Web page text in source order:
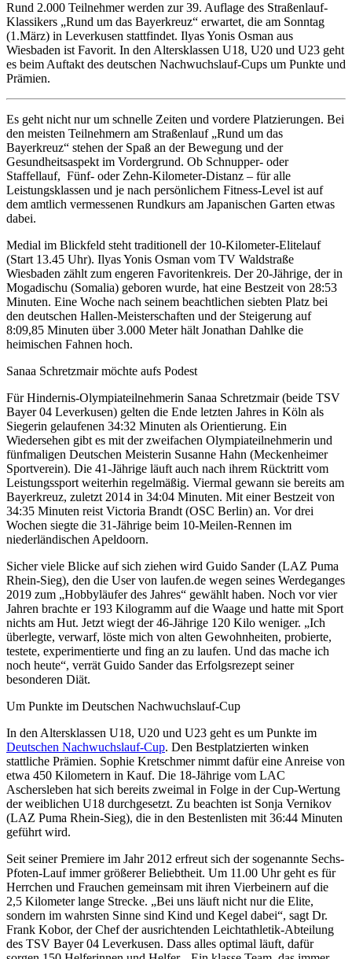
Rund 2.000 Teilnehmer werden zur 39. Auflage des Straßenlauf-
Klassikers „Rund um das Bayerkreuz“ erwartet, die am Sonntag
(1.März) in Leverkusen stattfindet. Ilyas Yonis Osman aus
Wiesbaden ist Favorit. In den Altersklassen U18, U20 und U23 geht
es beim Auftakt des deutschen Nachwuchslauf-Cups um Punkte und
Prämien.
Es geht nicht nur um schnelle Zeiten und vordere Platzierungen. Bei
den meisten Teilnehmern am Straßenlauf „Rund um das
Bayerkreuz“ stehen der Spaß an der Bewegung und der
Gesundheitsaspekt im Vordergrund. Ob Schnupper- oder
Staffellauf, Fünf- oder Zehn-Kilometer-Distanz – für alle
Leistungsklassen und je nach persönlichem Fitness-Level ist auf
dem amtlich vermessenen Rundkurs am Japanischen Garten etwas
dabei.
Medial im Blickfeld steht traditionell der 10-Kilometer-Elitelauf
(Start 13.45 Uhr). Ilyas Yonis Osman vom TV Waldstraße
Wiesbaden zählt zum engeren Favoritenkreis. Der 20-Jährige, der in
Mogadischu (Somalia) geboren wurde, hat eine Bestzeit von 28:53
Minuten. Eine Woche nach seinem beachtlichen siebten Platz bei
den deutschen Hallen-Meisterschaften und der Steigerung auf
8:09,85 Minuten über 3.000 Meter hält Jonathan Dahlke die
heimischen Fahnen hoch.
Sanaa Schretzmair möchte aufs Podest
Für Hindernis-Olympiateilnehmerin Sanaa Schretzmair (beide TSV
Bayer 04 Leverkusen) gelten die Ende letzten Jahres in Köln als
Siegerin gelaufenen 34:32 Minuten als Orientierung. Ein
Wiedersehen gibt es mit der zweifachen Olympiateilnehmerin und
fünfmaligen Deutschen Meisterin Susanne Hahn (Meckenheimer
Sportverein). Die 41-Jährige läuft auch nach ihrem Rücktritt vom
Leistungssport weiterhin regelmäßig. Viermal gewann sie bereits am
Bayerkreuz, zuletzt 2014 in 34:04 Minuten. Mit einer Bestzeit von
34:35 Minuten reist Victoria Brandt (OSC Berlin) an. Vor drei
Wochen siegte die 31-Jährige beim 10-Meilen-Rennen im
niederländischen Apeldoorn.
Sicher viele Blicke auf sich ziehen wird Guido Sander (LAZ Puma
Rhein-Sieg), den die User von laufen.de wegen seines Werdeganges
2019 zum „Hobbyläufer des Jahres“ gewählt haben. Noch vor vier
Jahren brachte er 193 Kilogramm auf die Waage und hatte mit Sport
nichts am Hut. Jetzt wiegt der 46-Jährige 120 Kilo weniger. „Ich
überlegte, verwarf, löste mich von alten Gewohnheiten, probierte,
testete, experimentierte und fing an zu laufen. Und das mache ich
noch heute“, verrät Guido Sander das Erfolgsrezept seiner
besonderen Diät.
Um Punkte im Deutschen Nachwuchslauf-Cup
In den Altersklassen U18, U20 und U23 geht es um Punkte im
Deutschen Nachwuchslauf-Cup. Den Bestplatzierten winken
stattliche Prämien. Sophie Kretschmer nimmt dafür eine Anreise von
etwa 450 Kilometern in Kauf. Die 18-Jährige vom LAC
Aschersleben hat sich bereits zweimal in Folge in der Cup-Wertung
der weiblichen U18 durchgesetzt. Zu beachten ist Sonja Vernikov
(LAZ Puma Rhein-Sieg), die in den Bestenlisten mit 36:44 Minuten
geführt wird.
Seit seiner Premiere im Jahr 2012 erfreut sich der sogenannte Sechs-
Pfoten-Lauf immer größerer Beliebtheit. Um 11.00 Uhr geht es für
Herrchen und Frauchen gemeinsam mit ihren Vierbeinern auf die
2,5 Kilometer lange Strecke. „Bei uns läuft nicht nur die Elite,
sondern im wahrsten Sinne sind Kind und Kegel dabei“, sagt Dr.
Frank Kobor, der Chef der ausrichtenden Leichtathletik-Abteilung
des TSV Bayer 04 Leverkusen. Dass alles optimal läuft, dafür